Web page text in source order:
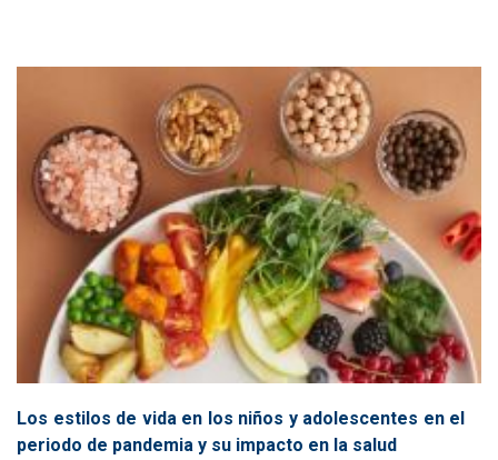
Los estilos de vida en los niños y adolescentes en el
periodo de pandemia y su impacto en la salud